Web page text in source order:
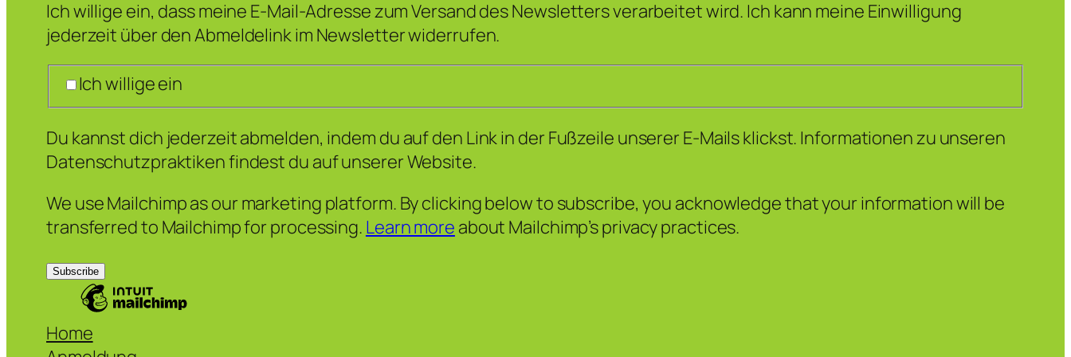
Ich willige ein, dass meine E-Mail-Adresse zum Versand des Newsletters verarbeitet wird. Ich kann meine Einwilligung
jederzeit über den Abmeldelink im Newsletter widerrufen.
Ich willige ein
Du kannst dich jederzeit abmelden, indem du auf den Link in der Fußzeile unserer E-Mails klickst. Informationen zu unseren
Datenschutzpraktiken findest du auf unserer Website.
We use Mailchimp as our marketing platform. By clicking below to subscribe, you acknowledge that your information will be
transferred to Mailchimp for processing. Learn more about Mailchimp’s privacy practices.
Home